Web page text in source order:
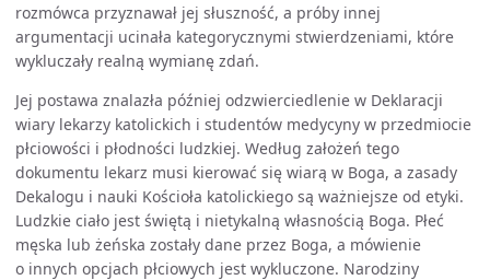
rozmówca przyznawał jej słuszność, a próby innej
argumentacji ucinała kategorycznymi stwierdzeniami, które
wykluczały realną wymianę zdań.
Jej postawa znalazła później odzwierciedlenie w Deklaracji
wiary lekarzy katolickich i studentów medycyny w przedmiocie
płciowości i płodności ludzkiej. Według założeń tego
dokumentu lekarz musi kierować się wiarą w Boga, a zasady
Dekalogu i nauki Kościoła katolickiego są ważniejsze od etyki.
Ludzkie ciało jest świętą i nietykalną własnością Boga. Płeć
męska lub żeńska zostały dane przez Boga, a mówienie
o innych opcjach płciowych jest wykluczone. Narodziny